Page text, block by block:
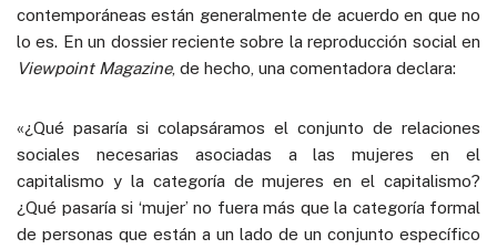
contemporáneas están generalmente de acuerdo en que no
lo es. En un dossier reciente sobre la reproducción social en
Viewpoint Magazine, de hecho, una comentadora declara:
«¿Qué pasaría si colapsáramos el conjunto de relaciones
sociales necesarias asociadas a las mujeres en el
capitalismo y la categoría de mujeres en el capitalismo?
¿Qué pasaría si ‘mujer’ no fuera más que la categoría formal
de personas que están a un lado de un conjunto específico